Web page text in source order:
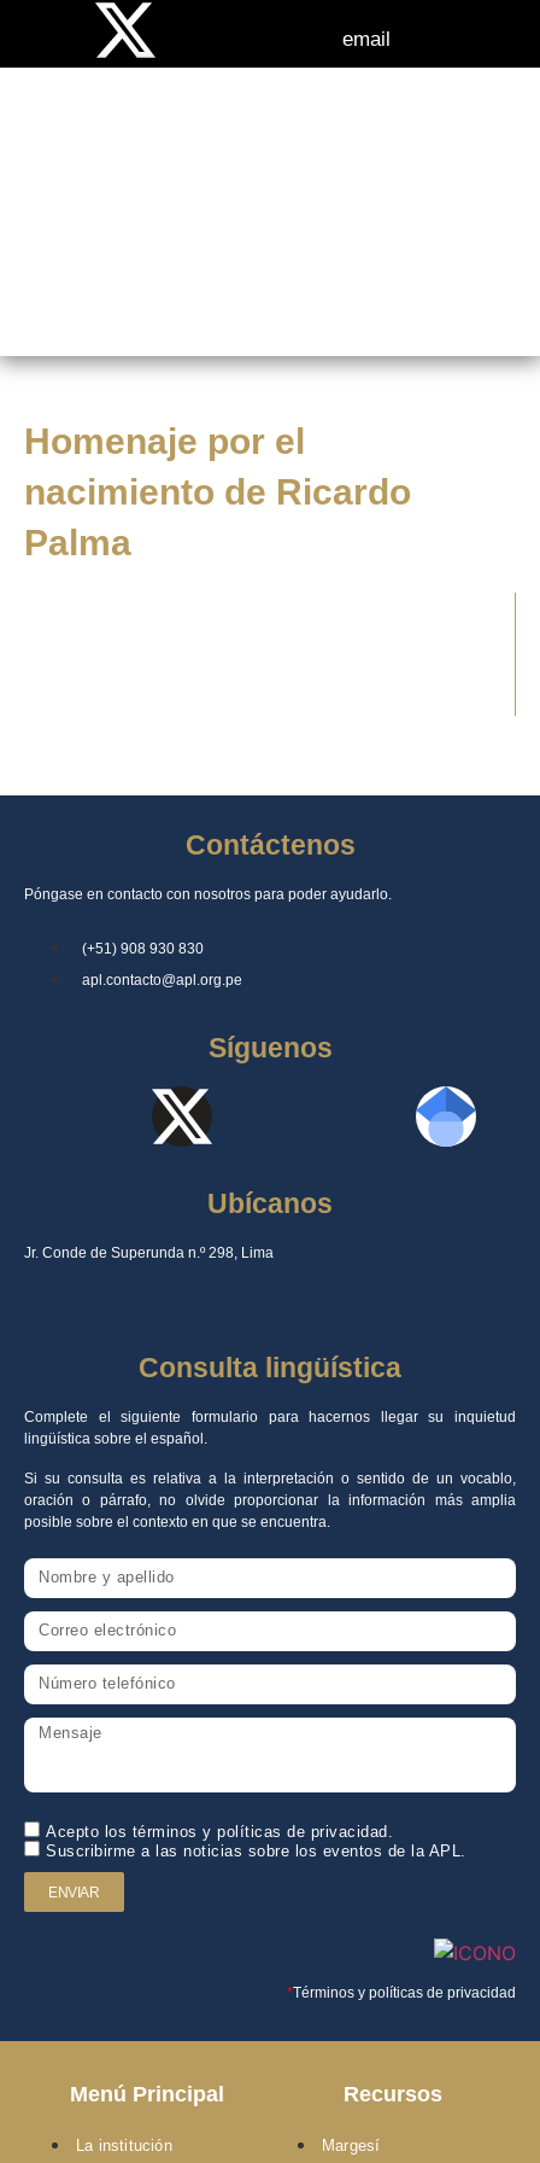
email
Homenaje por el
nacimiento de Ricardo
Palma
Contáctenos
Póngase en contacto con nosotros para poder ayudarlo.
(+51) 908 930 830
apl.contacto@apl.org.pe
Síguenos
Ubícanos
Jr. Conde de Superunda n.º 298, Lima
Consulta lingüística
Complete el siguiente formulario para hacernos llegar su inquietud
lingüística sobre el español.
Si su consulta es relativa a la interpretación o sentido de un vocablo,
oración o párrafo, no olvide proporcionar la información más amplia
posible sobre el contexto en que se encuentra.
Acepto los términos y políticas de privacidad.
Suscribirme a las noticias sobre los eventos de la APL.
ENVIAR
*Términos y políticas de privacidad
Menú Principal
La institución
Recursos
Margesí